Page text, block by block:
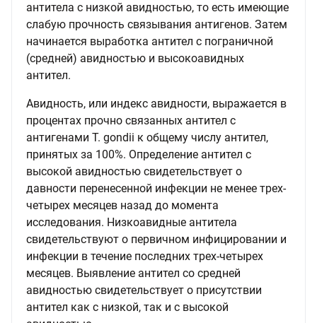
антитела с низкой авидностью, то есть имеющие
слабую прочность связывания антигенов. Затем
начинается выработка антител с пограничной
(средней) авидностью и высокоавидных
антител.
Авидность, или индекс авидности, выражается в
процентах прочно связанных антител с
антигенами T. gondii к общему числу антител,
принятых за 100%. Определение антител с
высокой авидностью свидетельствует о
давности перенесенной инфекции не менее трех-
четырех месяцев назад до момента
исследования. Низкоавидные антитела
свидетельствуют о первичном инфицировании и
инфекции в течение последних трех-четырех
месяцев. Выявление антител со средней
авидностью свидетельствует о присутствии
антител как с низкой, так и с высокой